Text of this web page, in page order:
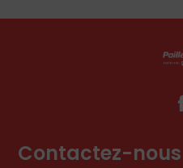
Contactez-nous